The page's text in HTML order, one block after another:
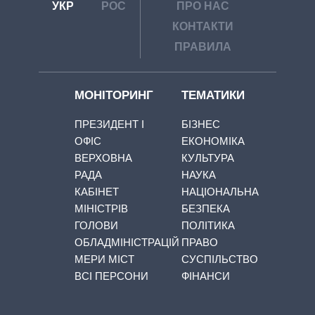
УКР РОС
ПРО НАС
КОНТАКТИ
ПРАВИЛА
МОНІТОРИНГ
ПРЕЗИДЕНТ І
ОФІС
ВЕРХОВНА
РАДА
КАБІНЕТ
МІНІСТРІВ
ГОЛОВИ
ОБЛАДМІНІСТРАЦІЙ
МЕРИ МІСТ
ВСІ ПЕРСОНИ
ТЕМАТИКИ
БІЗНЕС
ЕКОНОМІКА
КУЛЬТУРА
НАУКА
НАЦІОНАЛЬНА
БЕЗПЕКА
ПОЛІТИКА
ПРАВО
СУСПІЛЬСТВО
ФІНАНСИ